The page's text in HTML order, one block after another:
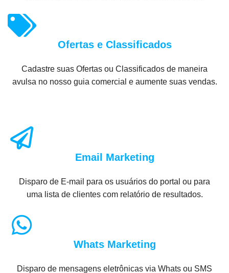
Ofertas e Classificados
Cadastre suas Ofertas ou Classificados de maneira
avulsa no nosso guia comercial e aumente suas vendas.
Email Marketing
Disparo de E-mail para os usuários do portal ou para
uma lista de clientes com relatório de resultados.
Whats Marketing
Disparo de mensagens eletrônicas via Whats ou SMS